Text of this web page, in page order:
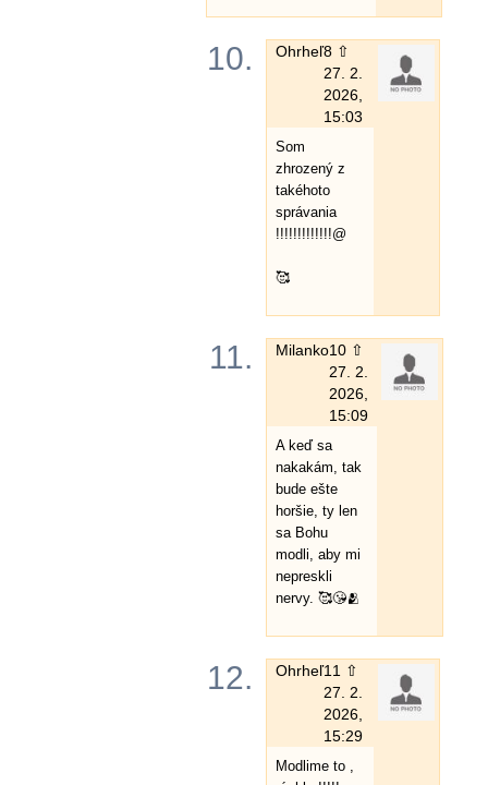
10. Ohrheľ8 ⇧
27. 2.
2026,
15:03
Som
zhrozený z
takéhoto
správania
!!!!!!!!!!!!!@
🥰
11. Milanko10 ⇧
27. 2.
2026,
15:09
A keď sa
nakakám, tak
bude ešte
horšie, ty len
sa Bohu
modli, aby mi
nepreskli
nervy. 🥰😘🫂
12. Ohrheľ11 ⇧
27. 2.
2026,
15:29
Modlime to ,